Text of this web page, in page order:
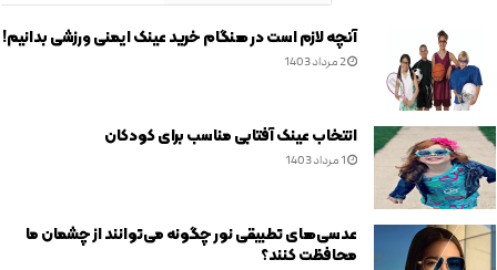
آنچه لازم است در هنگام خرید عینک ایمنی ورزشی بدانیم!
2 مرداد 1403
انتخاب عینک آفتابی مناسب برای کودکان
1 مرداد 1403
عدسی‌های تطبیقی نور چگونه می‌توانند از چشمان ما
محافظت کنند؟